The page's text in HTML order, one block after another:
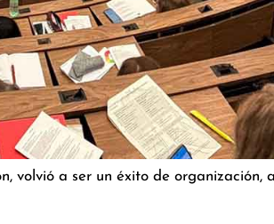
volvió a ser un éxito de organización,